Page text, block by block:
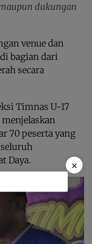
dukungan
venue dan
bagian dari
secara
Timnas U-17
menjelaskan
70 peserta yang
Daya.
×